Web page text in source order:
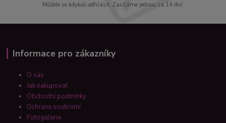
Můžete se kdykoli odhlásit. Zasíláme jednou za 14 dní.
Informace pro zákazníky
O nás
Jak nakupovat
Obchodní podmínky
Ochrana soukromí
Fotogalerie